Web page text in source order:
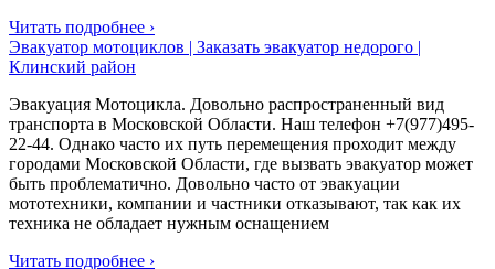
Читать подробнее ›
Эвакуатор мотоциклов | Заказать эвакуатор недорого |
Клинский район
Эвакуация Мотоцикла. Довольно распространенный вид
транспорта в Московской Области. Наш телефон +7(977)495-
22-44. Однако часто их путь перемещения проходит между
городами Московской Области, где вызвать эвакуатор может
быть проблематично. Довольно часто от эвакуации
мототехники, компании и частники отказывают, так как их
техника не обладает нужным оснащением
Читать подробнее ›